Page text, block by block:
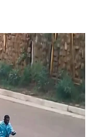
ಅಪ್ಪಟ
ಕಲಿಯೋದಿದೆ ಅಪಾರ.
ಸುದ್ದಿಯೇ ನನ್ನ
ಇಂಡಿಯನ್ಸ್